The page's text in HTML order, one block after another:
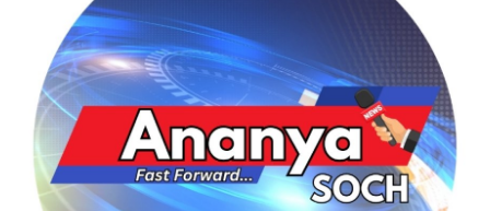
राजस्थान
ट्रेंडिंग
Hindi